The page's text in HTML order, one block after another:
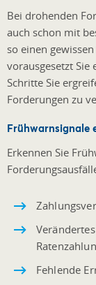
Bei drohenden
auch schon mit
so einen
vorausgesetzt Sie
Schritte Sie
Forderungen zu
Frühwarnsignale
Erkennen Sie
Fehlende